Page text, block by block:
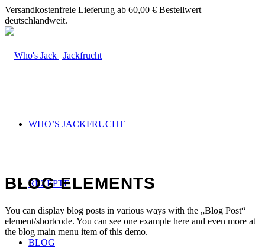
Versandkostenfreie Lieferung ab 60,00 € Bestellwert
deutschlandweit.
WHO’S JACKFRUCHT
REZEPTE
BLOG
BLOG ELEMENTS
You can display blog posts in various ways with the „Blog Post“
element/shortcode. You can see one example here and even more at
the blog main menu item of this demo.